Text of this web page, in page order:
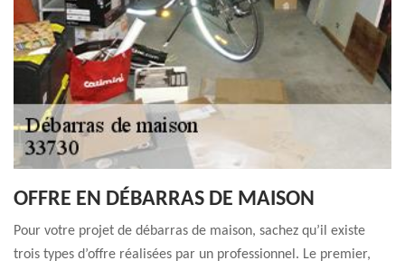
OFFRE EN DÉBARRAS DE MAISON
Pour votre projet de débarras de maison, sachez qu’il existe
trois types d’offre réalisées par un professionnel. Le premier,